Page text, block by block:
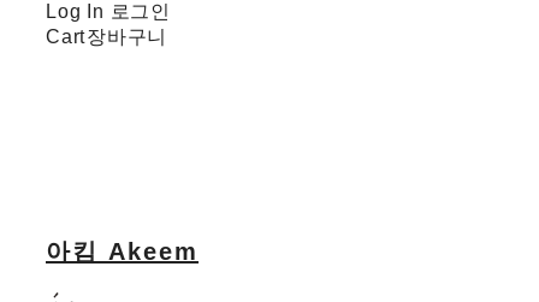
Log In 로그인
Cart장바구니
아킴 Akeem